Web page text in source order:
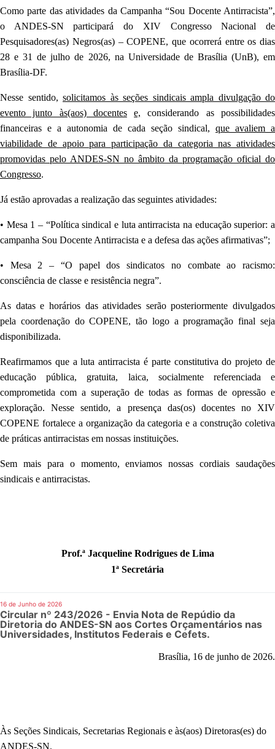
Como parte das atividades da Campanha “Sou Docente Antirracista”,
o ANDES-SN participará do XIV Congresso Nacional de
Pesquisadores(as) Negros(as) – COPENE, que ocorrerá entre os dias
28 e 31 de julho de 2026, na Universidade de Brasília (UnB), em
Brasília-DF.
Nesse sentido, solicitamos às seções sindicais ampla divulgação do
evento junto às(aos) docentes
e, considerando as possibilidades
financeiras e a autonomia de cada seção sindical, que avaliem a
viabilidade de apoio para participação da categoria nas atividades
promovidas pelo ANDES-SN no âmbito da programação oficial do
Congresso.
Já estão aprovadas a realização das seguintes atividades:
• Mesa 1 – “Política sindical e luta antirracista na educação superior: a
campanha Sou Docente Antirracista e a defesa das ações afirmativas”;
• Mesa 2 – “O papel dos sindicatos no combate ao racismo:
consciência de classe e resistência negra”.
As datas e horários das atividades serão posteriormente divulgados
pela coordenação do COPENE, tão logo a programação final seja
disponibilizada.
Reafirmamos que a luta antirracista é parte constitutiva do projeto de
educação pública, gratuita, laica, socialmente referenciada e
comprometida com a superação de todas as formas de opressão e
exploração. Nesse sentido, a presença das(os) docentes no XIV
COPENE fortalece a organização da categoria e a construção coletiva
de práticas antirracistas em nossas instituições.
Sem mais para o momento, enviamos nossas cordiais saudações
sindicais e antirracistas.
Prof.ª Jacqueline Rodrigues de Lima
1ª Secretária
16 de Junho de 2026
Circular nº 243/2026 - Envia Nota de Repúdio da
Diretoria do ANDES-SN aos Cortes Orçamentários nas
Universidades, Institutos Federais e Cefets.
Brasília, 16 de junho de 2026.
Às Seções Sindicais, Secretarias Regionais e às(aos) Diretoras(es) do
ANDES-SN.